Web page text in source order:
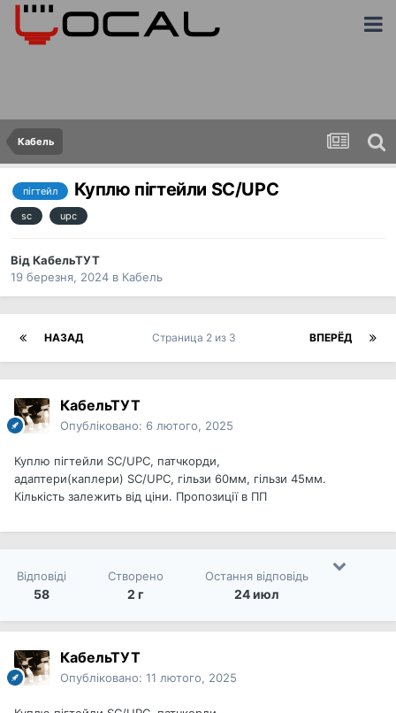
Кабель
пігтейл Куплю пігтейли SC/UPC
sc upc
ВідКабельТУТ
19 березня, 2024 в Кабель
НАЗАД ВПЕРЁД
Страница 2 из 3
КабельТУТ
Опубліковано: 6 лютого, 2025
Куплю пігтейли SC/UPC, патчкорди,
адаптери(каплери) SC/UPC, гільзи 60мм, гільзи 45мм.
Кількість залежить від ціни. Пропозиції в ПП
Відповіді
58
Створено
2 г
Остання відповідь
24 июл
КабельТУТ
Опубліковано: 11 лютого, 2025